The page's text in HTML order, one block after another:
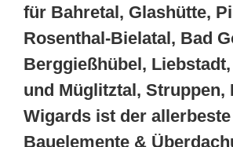
für Bahretal, Glashütte,
Rosenthal-Bielatal, Bad
Berggießhübel,
und Müglitztal, Struppen,
Wigards ist der allerbeste
Bauelemente &